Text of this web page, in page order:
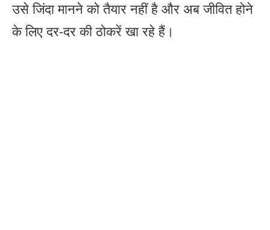
उसे जिंदा मानने को तैयार नहीं है और अब जीवित होने
के लिए दर-दर की ठोकरें खा रहे हैं।